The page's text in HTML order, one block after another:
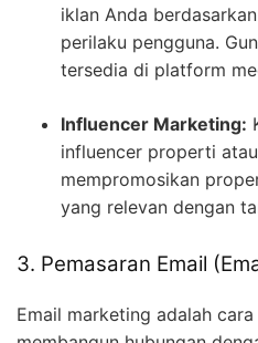
iklan Anda
perilaku pengguna.
tersedia di platform
Influencer Marketing:
influencer properti
mempromosikan
yang relevan dengan
3. Pemasaran Email
Email marketing adalah